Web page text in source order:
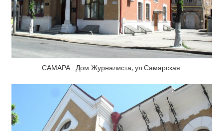
САМАРА. Дом Журналиста, ул.Самарская.